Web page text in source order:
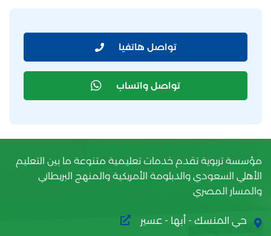
تواصل هاتفيا
تواصل واتساب
مؤسسة تربوية تقدم خدمات تعليمية متنوعة ما بين التعليم
الأهلي السعودي والدبلومة الأمريكية والمنهج البريطاني
والمسار المصري
حي المنسك - أبها - عسير